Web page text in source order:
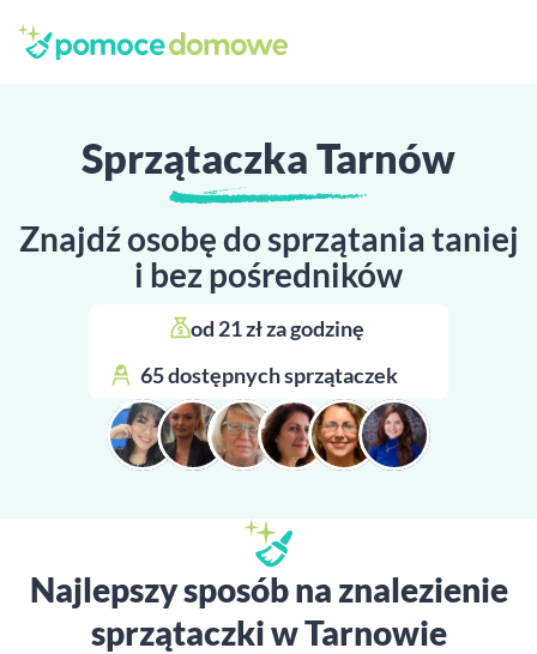
Sprzątaczka Tarnów
Znajdź osobę do sprzątania taniej
i bez pośredników
od 21 zł za godzinę
65 dostępnych sprzątaczek
Najlepszy sposób na znalezienie
sprzątaczki w Tarnowie